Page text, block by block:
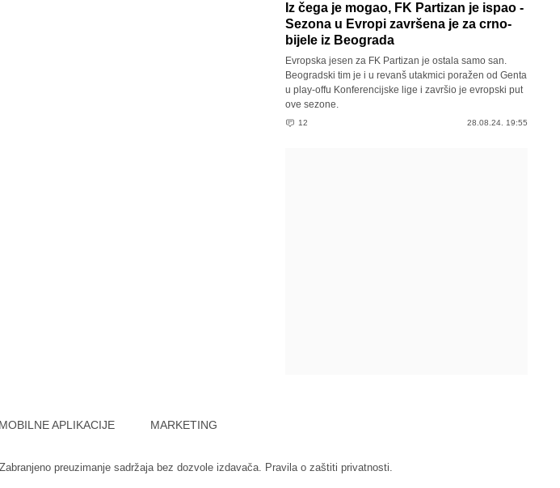
Iz čega je mogao, FK Partizan je ispao -
Sezona u Evropi završena je za crno-
bijele iz Beograda
Evropska jesen za FK Partizan je ostala samo san.
Beogradski tim je i u revanš utakmici poražen od Genta
u play-offu Konferencijske lige i završio je evropski put
ove sezone.
12 28.08.24. 19:55
MOBILNE APLIKACIJE MARKETING
preuzimanje sadržaja bez dozvole izdavača. Pravila o zaštiti privatnosti.